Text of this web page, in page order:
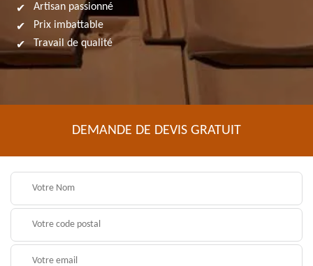
Artisan passionné
Prix imbattable
Travail de qualité
DEMANDE DE DEVIS GRATUIT